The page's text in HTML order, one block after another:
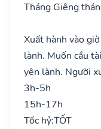
Tháng Giêng
Xuất hành vào
lành. Muốn cầu
yên lành. Người
3h-5h
15h-17h
Tốc hỷ:TỐT